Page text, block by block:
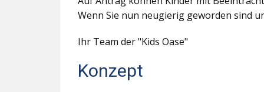
Wenn Sie nun neugierig geworden sind
Ihr Team der "Kids Oase"
Konzept